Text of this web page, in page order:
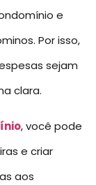
e
Por isso,
sejam
clara.
, você pode
e criar
aos